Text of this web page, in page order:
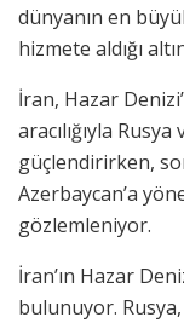
dünyanın en
hizmete aldığı
İran, Hazar
aracılığıyla
güçlendirirken,
Azerbaycan’a
gözlemleniyor.
İran’ın Hazar
bulunuyor.